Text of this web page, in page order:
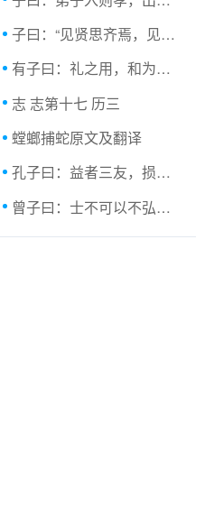
子曰：“见贤思齐焉，见不贤而内自省也。
有子曰：礼之用，和为贵。先王之道，斯为美.
志 志第十七 历三
螳螂捕蛇原文及翻译
孔子曰：益者三友，损者三友。，友直，友谅...
曾子曰：士不可以不弘毅，任重而道远。仁